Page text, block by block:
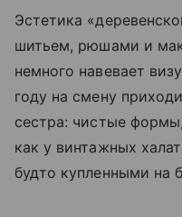
Эстетика
шитьем, рюшами и
немного навевает
году на смену
сестра: чистые
как у винтажных
будто купленными на